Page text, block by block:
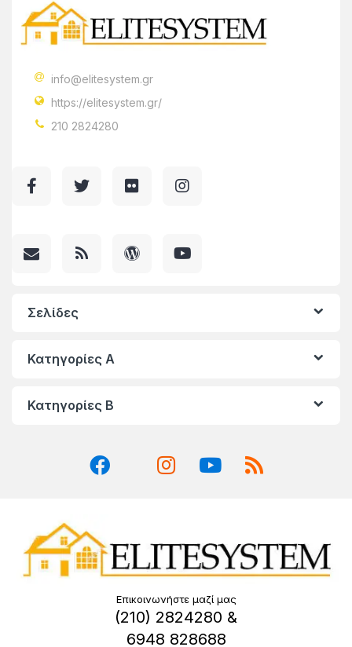
info@elitesystem.gr
https://elitesystem.gr/
210 2824280
Σελίδες
Κατηγορίες A
Κατηγορίες Β
Επικοινωνήστε μαζί μας
(210) 2824280 &
6948 828688